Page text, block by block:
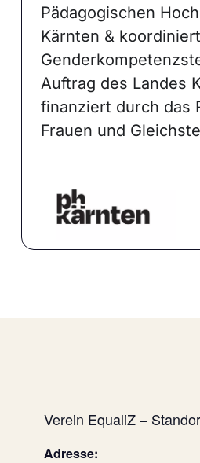
Pädagogischen
Kärnten &
Auftrag des Landes
finanziert durch das
Frauen und
Verein EqualiZ –
Adresse: